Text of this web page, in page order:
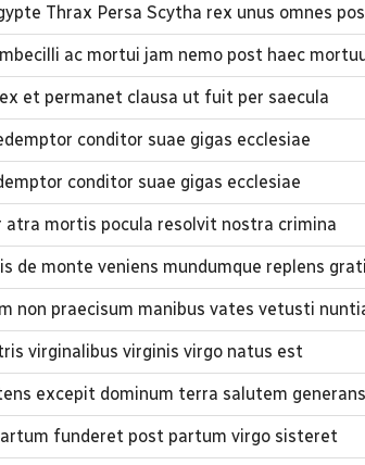
Thrax Persa Scytha rex unus omnes
ac mortui jam nemo post haec
et permanet clausa ut fuit per saecula
conditor suae gigas ecclesiae
conditor suae gigas ecclesiae
mortis pocula resolvit nostra crimina
de monte veniens mundumque replens
non praecisum manibus vates vetusti
virginalibus virginis virgo natus est
excepit dominum terra salutem generans
funderet post partum virgo sisteret